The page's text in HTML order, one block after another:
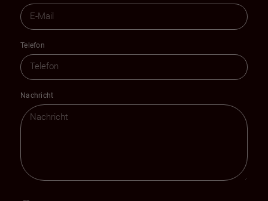
Telefon
Nachricht